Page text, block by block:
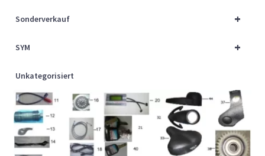
+
Sonderverkauf
+
SYM
Unkategorisiert